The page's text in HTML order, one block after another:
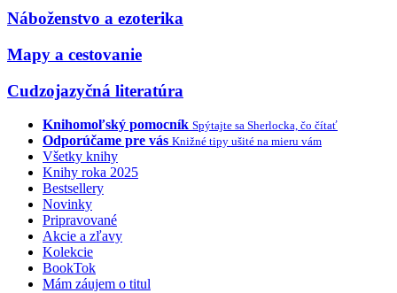
Náboženstvo a ezoterika
Mapy a cestovanie
Cudzojazyčná literatúra
Knihomoľský pomocník Spýtajte sa Sherlocka, čo čítať
Odporúčame pre vás Knižné tipy ušité na mieru vám
Všetky knihy
Knihy roka 2025
Bestsellery
Novinky
Pripravované
Akcie a zľavy
Kolekcie
BookTok
Mám záujem o titul